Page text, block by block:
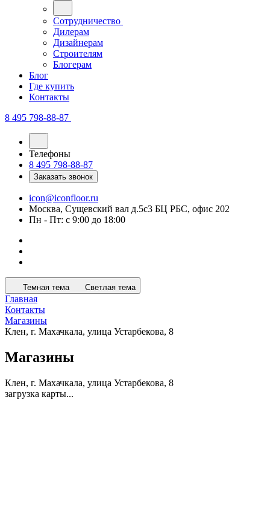
Сотрудничество
Дилерам
Дизайнерам
Строителям
Блогерам
Блог
Где купить
Контакты
8 495 798-88-87
Телефоны
8 495 798-88-87
Заказать звонок
icon@iconfloor.ru
Москва, Сущевский вал д.5с3 БЦ РБС, офис 202
Пн - Пт: с 9:00 до 18:00
Темная тема Светлая тема
Главная
Контакты
Магазины
Клен, г. Махачкала, улица Устарбекова, 8
Магазины
Клен, г. Махачкала, улица Устарбекова, 8
загрузка карты...